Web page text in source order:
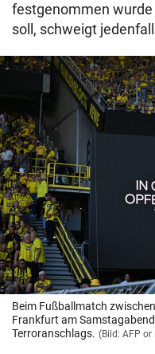
festgenommen
soll, schweigt
Beim Fußballmatch
Frankfurt am
Terroranschlags. (Bild: AFP or